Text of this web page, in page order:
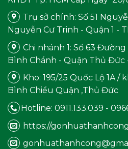
Trụ sở chính: Số 51
Nguyễn Cư Trinh - Quận 1 -
Chi nhánh 1: Số 63
Bình Chánh - Quận Thủ Đức
Kho: 195/25 Quốc Lộ 1A
Bình Chiểu Quận ,Thủ Đức
Hotline: 0911.133.039 -
https://